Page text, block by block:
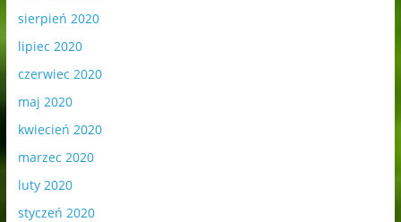
sierpień 2020
lipiec 2020
czerwiec 2020
maj 2020
kwiecień 2020
marzec 2020
luty 2020
styczeń 2020